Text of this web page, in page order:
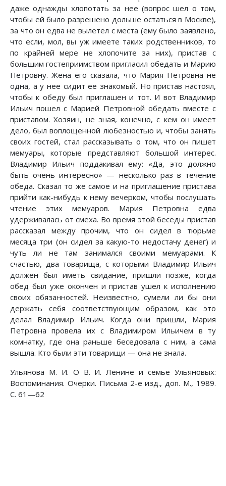
даже однажды хлопотать за нее (вопрос шел о том,
чтобы ей было разрешено дольше остаться в Москве),
за что он едва не вылетел с места (ему было заявлено,
что если, мол, вы уж имеете таких родственников, то
по крайней мере не хлопочите за них), пристав с
большим гостеприимством пригласил обедать и Марию
Петровну. Жена его сказала, что Мария Петровна не
одна, а у нее сидит ее знакомый. Но пристав настоял,
чтобы к обеду был приглашен и тот. И вот Владимир
Ильич пошел с Марией Петровной обедать вместе с
приставом. Хозяин, не зная, конечно, с кем он имеет
дело, был воплощенной любезностью и, чтобы занять
своих гостей, стал рассказывать о том, что он пишет
мемуары, которые представляют большой интерес.
Владимир Ильич поддакивал ему: «Да, это должно
быть очень интересно» — несколько раз в течение
обеда. Сказал то же самое и на приглашение пристава
прийти как-нибудь к нему вечерком, чтобы послушать
чтение этих мемуаров. Мария Петровна едва
удерживалась от смеха. Во время этой беседы пристав
рассказал между прочим, что он сидел в тюрьме
месяца три (он сидел за какую-то недостачу денег) и
чуть ли не там занимался своими мемуарами. К
счастью, два товарища, с которыми Владимир Ильич
должен был иметь свидание, пришли позже, когда
обед был уже окончен и пристав ушел к исполнению
своих обязанностей. Неизвестно, сумели ли бы они
держать себя соответствующим образом, как это
делал Владимир Ильич. Когда они пришли, Мария
Петровна провела их с Владимиром Ильичем в ту
комнатку, где она раньше беседовала с ним, а сама
вышла. Кто были эти товарищи — она не знала.
Ульянова М. И. О В. И. Ленине и семье Ульяновых:
Воспоминания. Очерки. Письма 2-е изд., доп. М., 1989.
С. 61—62